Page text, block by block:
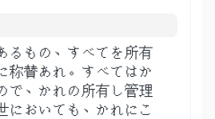
るもの、すべてを所有
称賛あれ。すべてはか
で、かれの所有し管理
においても、かれにこ